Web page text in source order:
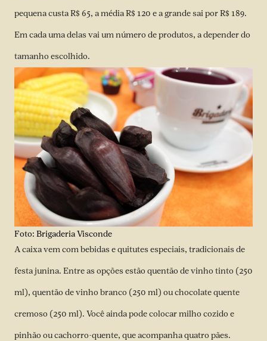
pequena custa R$ 65, a média R$ 120 e a grande sai por R$ 189.
Em cada uma delas vai um número de produtos, a depender do
tamanho escolhido.
Foto: Brigaderia Visconde
A caixa vem com bebidas e quitutes especiais, tradicionais de
festa junina. Entre as opções estão quentão de vinho tinto (250
ml), quentão de vinho branco (250 ml) ou chocolate quente
cremoso (250 ml). Você ainda pode colocar milho cozido e
pinhão ou cachorro-quente, que acompanha quatro pães.